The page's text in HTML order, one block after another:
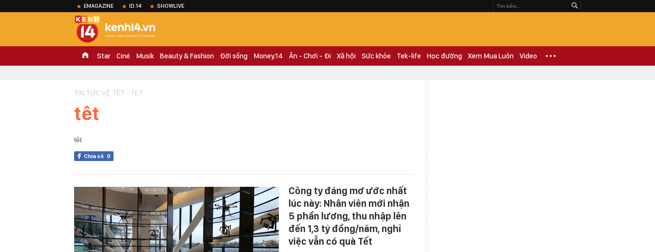
EMAGAZINE ID.14 SHOWLIVE
Star Ciné Musik Beauty & Fashion Đời sống Money.14 Ăn - Chơi - Đi Xã hội Sức khỏe Tek-life Học đường Xem Mua Luôn Video
TIN TỨC VỀ TÊT - TET
têt
têt
Chia sẻ 0
Công ty đáng mơ ước nhất
lúc này: Nhân viên mới nhận
5 phần lương, thu nhập lên
đến 1,3 tỷ đồng/năm, nghỉ
việc vẫn có quà Tết